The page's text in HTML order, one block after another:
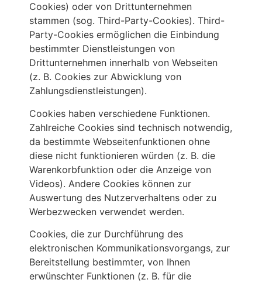
Cookies) oder von Drittunternehmen
stammen (sog. Third-Party-Cookies). Third-
Party-Cookies ermöglichen die Einbindung
bestimmter Dienstleistungen von
Drittunternehmen innerhalb von Webseiten
(z. B. Cookies zur Abwicklung von
Zahlungsdienstleistungen).
Cookies haben verschiedene Funktionen.
Zahlreiche Cookies sind technisch notwendig,
da bestimmte Webseitenfunktionen ohne
diese nicht funktionieren würden (z. B. die
Warenkorbfunktion oder die Anzeige von
Videos). Andere Cookies können zur
Auswertung des Nutzerverhaltens oder zu
Werbezwecken verwendet werden.
Cookies, die zur Durchführung des
elektronischen Kommunikationsvorgangs, zur
Bereitstellung bestimmter, von Ihnen
erwünschter Funktionen (z. B. für die